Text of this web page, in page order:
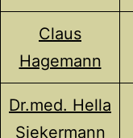
Claus
Hagemann
Dr.med. Hella
Siekermann